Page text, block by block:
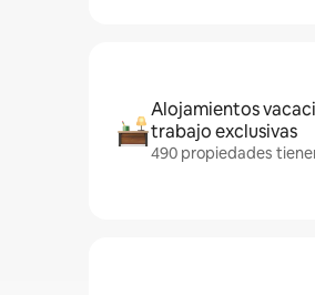
Alojamientos
trabajo exclusivas
490 propiedades